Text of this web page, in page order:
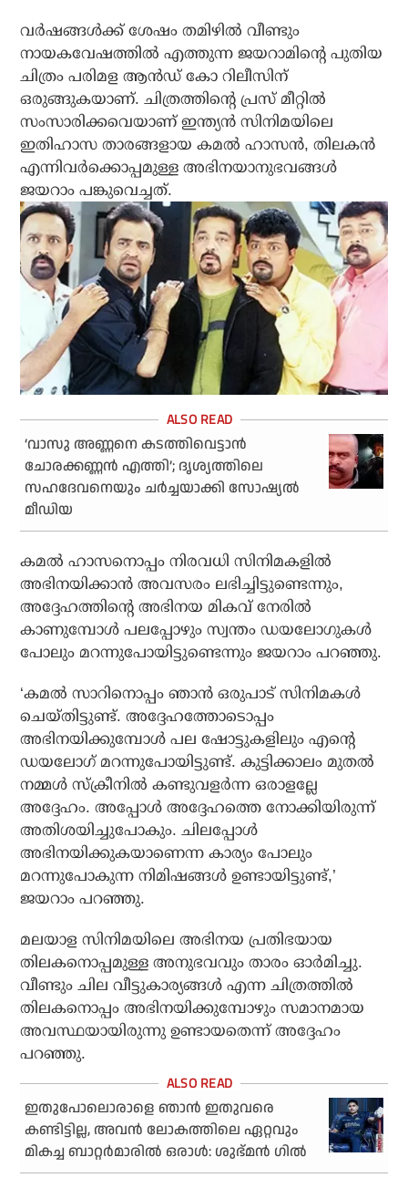
വർഷങ്ങൾക്ക് ശേഷം തമിഴിൽ വീണ്ടും
നായകവേഷത്തിൽ എത്തുന്ന ജയറാമിന്റെ പുതിയ
ചിത്രം പരിമള ആൻഡ് കോ റിലീസിന്
ഒരുങ്ങുകയാണ്. ചിത്രത്തിന്റെ പ്രസ് മീറ്റിൽ
സംസാരിക്കവെയാണ് ഇന്ത്യൻ സിനിമയിലെ
ഇതിഹാസ താരങ്ങളായ കമൽ ഹാസൻ, തിലകൻ
എന്നിവർക്കൊപ്പമുള്ള അഭിനയാനുഭവങ്ങൾ
ജയറാം പങ്കുവെച്ചത്.
‘വാസു അണ്ണനെ കടത്തിവെട്ടാൻ
ചോരക്കണ്ണൻ എത്തി’; ദൃശ്യത്തിലെ
സഹദേവനെയും ചർച്ചയാക്കി സോഷ്യൽ
മീഡിയ
കമൽ ഹാസനൊപ്പം നിരവധി സിനിമകളിൽ
അഭിനയിക്കാൻ അവസരം ലഭിച്ചിട്ടുണ്ടെന്നും,
അദ്ദേഹത്തിന്റെ അഭിനയ മികവ് നേരിൽ
കാണുമ്പോൾ പലപ്പോഴും സ്വന്തം ഡയലോഗുകൾ
പോലും മറന്നുപോയിട്ടുണ്ടെന്നും ജയറാം പറഞ്ഞു.
‘കമൽ സാറിനൊപ്പം ഞാൻ ഒരുപാട് സിനിമകൾ
ചെയ്തിട്ടുണ്ട്. അദ്ദേഹത്തോടൊപ്പം
അഭിനയിക്കുമ്പോൾ പല ഷോട്ടുകളിലും എന്റെ
ഡയലോഗ് മറന്നുപോയിട്ടുണ്ട്. കുട്ടിക്കാലം മുതൽ
നമ്മൾ സ്ക്രീനിൽ കണ്ടുവളർന്ന ഒരാളല്ലേ
അദ്ദേഹം. അപ്പോൾ അദ്ദേഹത്തെ നോക്കിയിരുന്ന്
അതിശയിച്ചുപോകും. ചിലപ്പോൾ
അഭിനയിക്കുകയാണെന്ന കാര്യം പോലും
മറന്നുപോകുന്ന നിമിഷങ്ങൾ ഉണ്ടായിട്ടുണ്ട്,’
ജയറാം പറഞ്ഞു.
മലയാള സിനിമയിലെ അഭിനയ പ്രതിഭയായ
തിലകനൊപ്പമുള്ള അനുഭവവും താരം ഓർമിച്ചു.
വീണ്ടും ചില വീട്ടുകാര്യങ്ങൾ എന്ന ചിത്രത്തിൽ
തിലകനൊപ്പം അഭിനയിക്കുമ്പോഴും സമാനമായ
അവസ്ഥയായിരുന്നു ഉണ്ടായതെന്ന് അദ്ദേഹം
പറഞ്ഞു.
ഇതുപോലൊരാളെ ഞാന്‍ ഇതുവരെ
കണ്ടിട്ടില്ല, അവന്‍ ലോകത്തിലെ ഏറ്റവും
മികച്ച ബാറ്റര്‍മാരില്‍ ഒരാള്‍: ശുഭ്മന്‍ ഗില്‍